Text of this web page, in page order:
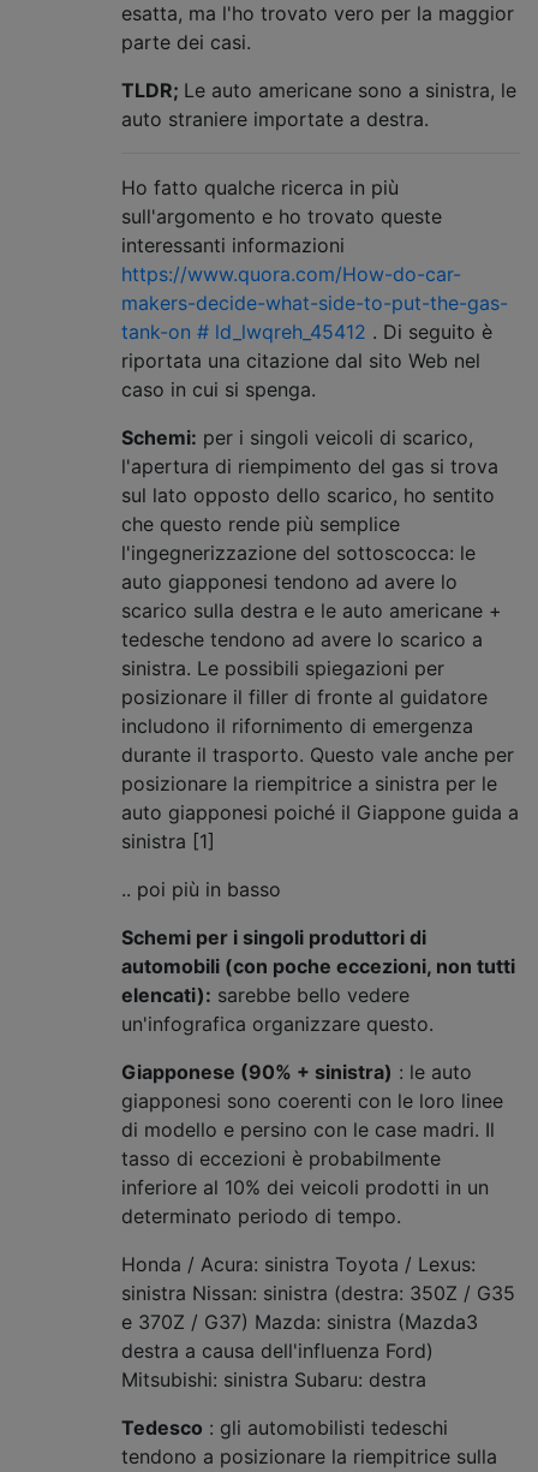
esatta, ma l'ho trovato vero per la maggior
parte dei casi.
TLDR; Le auto americane sono a sinistra, le
auto straniere importate a destra.
Ho fatto qualche ricerca in più
sull'argomento e ho trovato queste
interessanti informazioni
https://www.quora.com/How-do-car-
makers-decide-what-side-to-put-the-gas-
tank-on # ld_lwqreh_45412 . Di seguito è
riportata una citazione dal sito Web nel
caso in cui si spenga.
Schemi: per i singoli veicoli di scarico,
l'apertura di riempimento del gas si trova
sul lato opposto dello scarico, ho sentito
che questo rende più semplice
l'ingegnerizzazione del sottoscocca: le
auto giapponesi tendono ad avere lo
scarico sulla destra e le auto americane +
tedesche tendono ad avere lo scarico a
sinistra. Le possibili spiegazioni per
posizionare il filler di fronte al guidatore
includono il rifornimento di emergenza
durante il trasporto. Questo vale anche per
posizionare la riempitrice a sinistra per le
auto giapponesi poiché il Giappone guida a
sinistra [1]
.. poi più in basso
Schemi per i singoli produttori di
automobili (con poche eccezioni, non tutti
elencati): sarebbe bello vedere
un'infografica organizzare questo.
Giapponese (90% + sinistra) : le auto
giapponesi sono coerenti con le loro linee
di modello e persino con le case madri. Il
tasso di eccezioni è probabilmente
inferiore al 10% dei veicoli prodotti in un
determinato periodo di tempo.
Honda / Acura: sinistra Toyota / Lexus:
sinistra Nissan: sinistra (destra: 350Z / G35
e 370Z / G37) Mazda: sinistra (Mazda3
destra a causa dell'influenza Ford)
Mitsubishi: sinistra Subaru: destra
Tedesco : gli automobilisti tedeschi
tendono a posizionare la riempitrice sulla